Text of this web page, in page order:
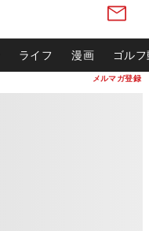
メルマガ登録
ライフ 漫画 ゴル